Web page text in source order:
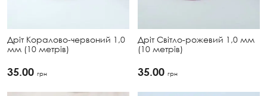
Дріт Коралово-червоний 1,0
мм (10 метрів)
35.00 грн
Дріт Світло-рожевий 1,0 мм
(10 метрів)
35.00 грн